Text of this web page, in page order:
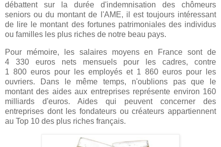
débattent sur la durée d'indemnisation des chômeurs
seniors ou du montant de l'AME, il est toujours intéressant
de lire le montant des fortunes patrimoniales des individus
ou familles les plus riches de notre beau pays.
Pour mémoire, les salaires moyens en France sont de
4 330 euros nets mensuels pour les cadres, contre
1 800 euros pour les employés et 1 860 euros pour les
ouvriers. Dans le même temps, n'oublions pas que le
montant des aides aux entreprises représente environ 160
milliards d'euros. Aides qui peuvent concerner des
entreprises dont les fondateurs ou créateurs appartiennent
au Top 10 des plus riches français.